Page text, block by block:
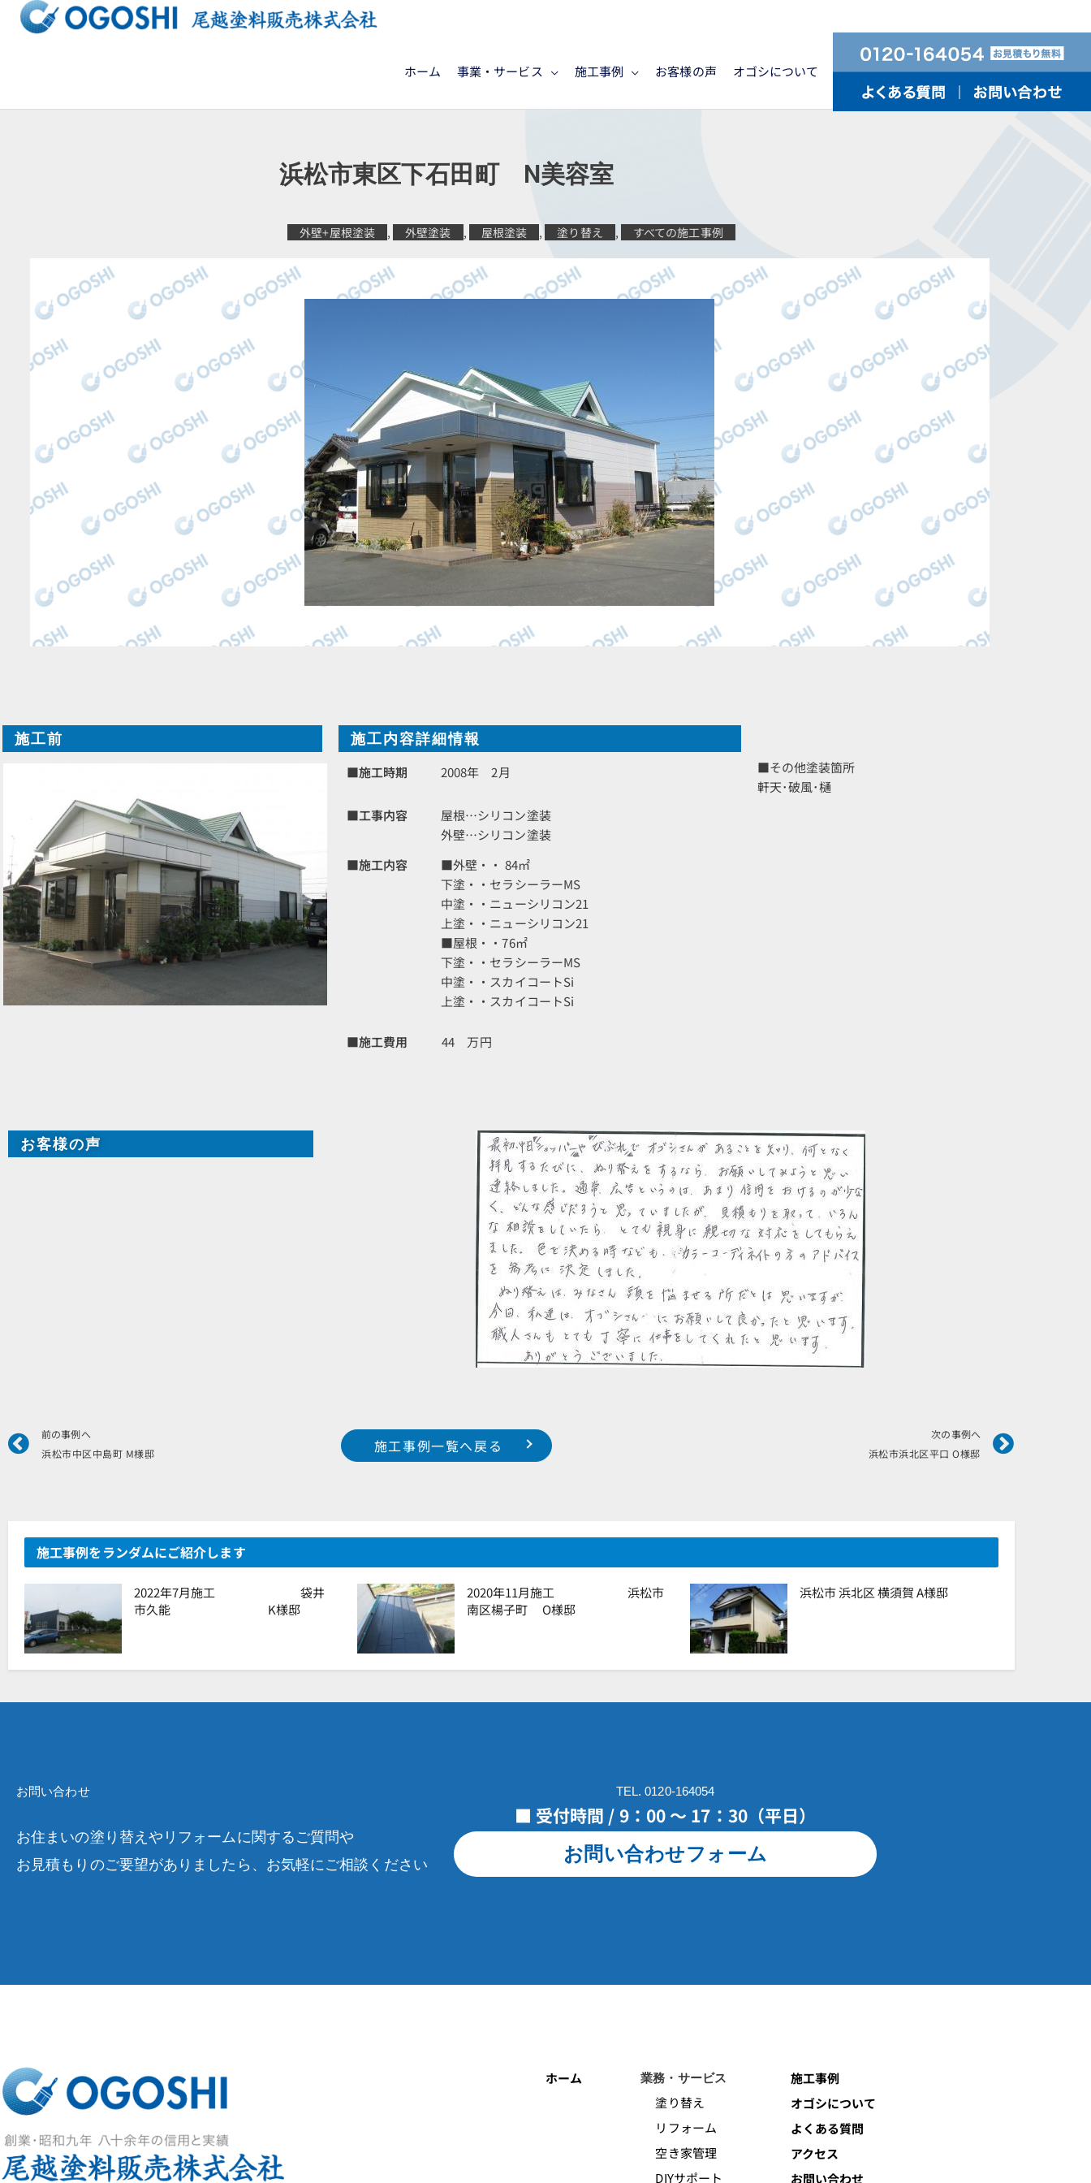
ッ
ホーム 事業・サービス 施工事例 お客様の声 オゴシについて
浜松市東区下石田町 N美容室
外壁+屋根塗装 , 外壁塗装 , 屋根塗装 , 塗り替え , すべての施工事例
施工前
施工内容詳細情報
■施工時期
2008年 2月
■工事内容
屋根…シリコン塗装
外壁…シリコン塗装
■施工内容
■外壁・・ 84㎡
下塗・・セラシーラーMS
中塗・・ニューシリコン21
上塗・・ニューシリコン21
■屋根・・76㎡
下塗・・セラシーラーMS
中塗・・スカイコートSi
上塗・・スカイコートSi
■施工費用 44 万円
■その他塗装箇所
軒天･破風･樋
お客様の声
Prev
前の事例へ
浜松市中区中島町 M様邸
次の事例へ
浜松市浜北区平口 O様邸
Next
施工事例一覧へ戻る
施工事例をランダムにご紹介します
2022年7月施工 袋井
市久能 K様邸
2020年11月施工 浜松市
南区楊子町 O様邸
浜松市 浜北区 横須賀 A様邸
お問い合わせ
お住まいの塗り替えやリフォームに関するご質問や
お見積もりのご要望がありましたら、お気軽にご相談ください
TEL. 0120-164054
■ 受付時間 / 9：00 ～ 17：30（平日）
お問い合わせフォーム
ホーム 業務・サービス
塗り替え
リフォーム
空き家管理
DIYサポート
施工事例
オゴシについて
よくある質問
アクセス
お問い合わせ